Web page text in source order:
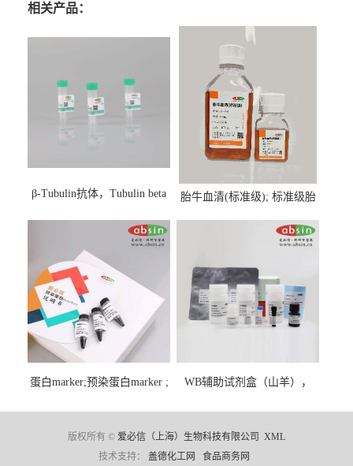
相关产品：
β-Tubulin抗体，Tubulin beta
胎牛血清(标准级); 标准级胎
蛋白marker;预染蛋白marker ;
WB辅助试剂盒（山羊），
版权所有 © 爱必信（上海）生物科技有限公司 XML
技术支持： 盖德化工网 食品商务网